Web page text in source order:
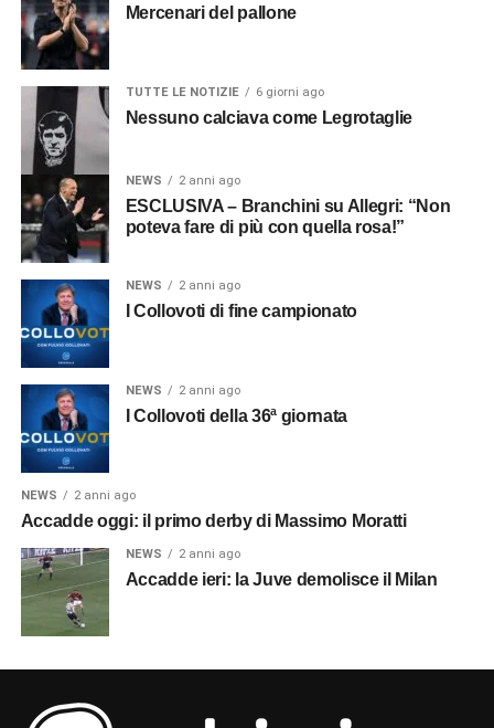
Mercenari del pallone
TUTTE LE NOTIZIE 6 giorni ago
Nessuno calciava come Legrotaglie
NEWS 2 anni ago
ESCLUSIVA – Branchini su Allegri: “Non
poteva fare di più con quella rosa!”
NEWS 2 anni ago
I Collovoti di fine campionato
NEWS 2 anni ago
I Collovoti della 36ª giornata
NEWS 2 anni ago
Accadde oggi: il primo derby di Massimo Moratti
NEWS 2 anni ago
Accadde ieri: la Juve demolisce il Milan